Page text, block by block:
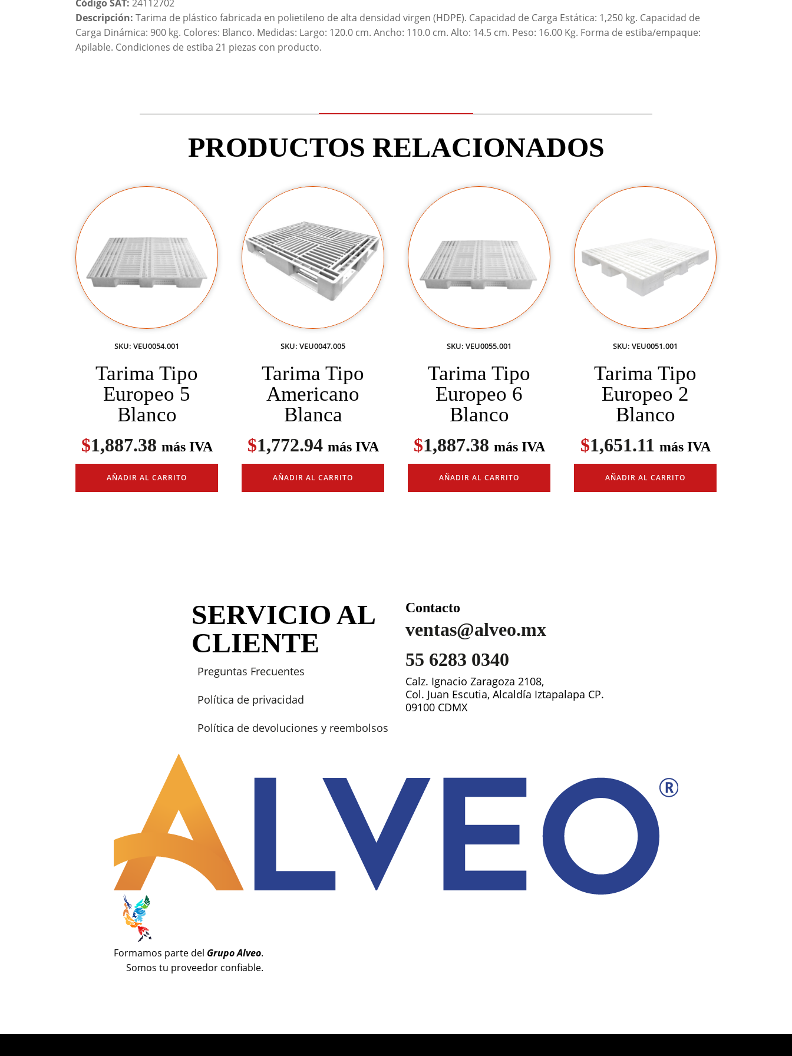
Código SAT: 24112702
Descripción: Tarima de plástico fabricada en polietileno de alta densidad virgen (HDPE). Capacidad de Carga Estática: 1,250 kg. Capacidad de
Carga Dinámica: 900 kg. Colores: Blanco. Medidas: Largo: 120.0 cm. Ancho: 110.0 cm. Alto: 14.5 cm. Peso: 16.00 Kg. Forma de estiba/empaque:
Apilable. Condiciones de estiba 21 piezas con producto.
PRODUCTOS RELACIONADOS
SKU: VEU0054.001
Tarima Tipo
Europeo 5
Blanco
$1,887.38 más IVA
AÑADIR AL CARRITO
SKU: VEU0047.005
Tarima Tipo
Americano
Blanca
$1,772.94 más IVA
AÑADIR AL CARRITO
SKU: VEU0055.001
Tarima Tipo
Europeo 6
Blanco
$1,887.38 más IVA
AÑADIR AL CARRITO
SKU: VEU0051.001
Tarima Tipo
Europeo 2
Blanco
$1,651.11 más IVA
AÑADIR AL CARRITO
SERVICIO AL
CLIENTE
Preguntas Frecuentes
Política de privacidad
Política de devoluciones y reembolsos
Contacto
ventas@alveo.mx
55 6283 0340
Calz. Ignacio Zaragoza 2108,
Col. Juan Escutia, Alcaldía Iztapalapa CP.
09100 CDMX
Formamos parte del Grupo Alveo.
Somos tu proveedor confiable.